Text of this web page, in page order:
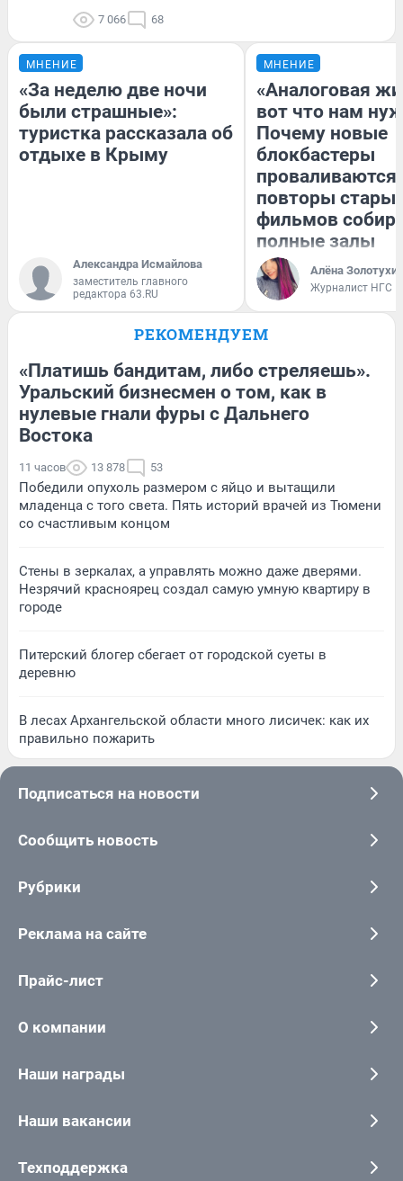
7 066 68
МНЕНИЕ
«За неделю две ночи
были страшные»:
туристка рассказала об
отдыхе в Крыму
Александра Исмайлова
заместитель главного
редактора 63.RU
МНЕНИЕ
«Аналоговая
вот что нам
Почему новые
блокбастеры
повторы
фильмов
полные залы
Алёна
Журналист НГС
РЕКОМЕНДУЕМ
«Платишь бандитам, либо стреляешь».
Уральский бизнесмен о том, как в
нулевые гнали фуры с Дальнего
Востока
11 часов 13 878 53
Победили опухоль размером с яйцо и вытащили
младенца с того света. Пять историй врачей из Тюмени
со счастливым концом
Стены в зеркалах, а управлять можно даже дверями.
Незрячий красноярец создал самую умную квартиру в
городе
Питерский блогер сбегает от городской суеты в
деревню
В лесах Архангельской области много лисичек: как их
правильно пожарить
Подписаться на новости
Сообщить новость
Рубрики
Реклама на сайте
Прайс-лист
О компании
Наши награды
Наши вакансии
Техподдержка